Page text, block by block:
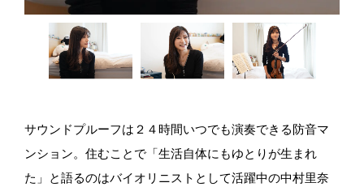
サウンドプルーフは２４時間いつでも演奏できる防音マ
ンション。住むことで「生活自体にもゆとりが生まれ
た」と語るのはバイオリニストとして活躍中の中村里奈